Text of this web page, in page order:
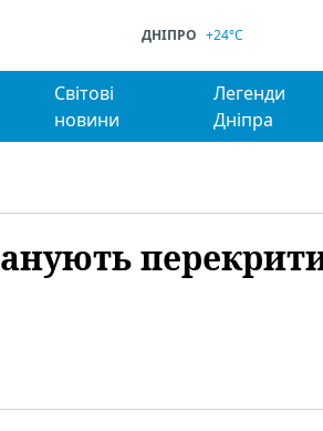
ДНІПРО +24°C
Світові
новини
Легенди
Дніпра